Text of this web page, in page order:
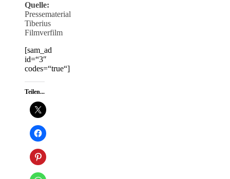
Quelle:
Pressematerial
Tiberius
Filmverfilm
[sam_ad
id=“3″
codes=“true“]
Teilen...